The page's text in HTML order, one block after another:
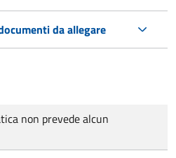
da allegare
non prevede alcun